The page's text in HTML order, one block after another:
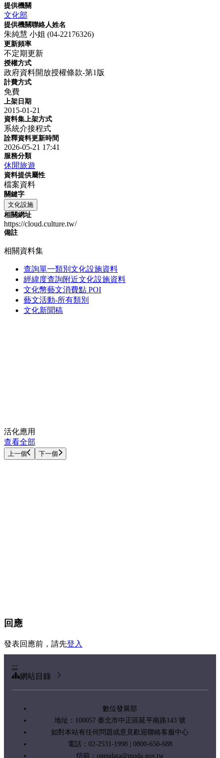
提供機關
文化部
提供機關聯絡人姓名
朱純慧 小姐 (04-22176326)
更新頻率
不定期更新
授權方式
政府資料開放授權條款-第1版
計費方式
免費
上架日期
2015-01-21
資料集上架方式
系統介接程式
詮釋資料更新時間
2026-05-21 17:41
服務分類
休閒旅遊
資料提供屬性
檔案資料
關鍵字
文化設施
相關網址
https://cloud.culture.tw/
備註
相關資料集
查詢單一類別文化設施資料
經緯度查詢附近文化設施資料
文化幣藝文消費點 POI
藝文活動-所有類別
文化新聞稿
活化應用
查看全部
上一個 下一個
回應
發表回應前，請先登入
:::
網站目錄
數位發展部
地址：100057 臺北市中正區延平南路143 號
如對本站有任何問題或意見歡迎聯絡客服中心
電話：02-2531-1998 | 0800-650-688
信箱： opendata@moda.gov.tw